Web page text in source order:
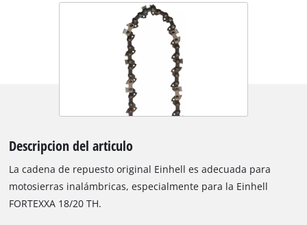
Descripcion del articulo
La cadena de repuesto original Einhell es adecuada para
motosierras inalámbricas, especialmente para la Einhell
FORTEXXA 18/20 TH.